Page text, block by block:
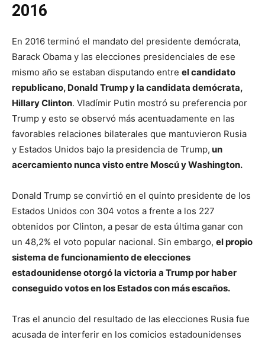
2016
En 2016 terminó el mandato del presidente demócrata,
Barack Obama y las elecciones presidenciales de ese
mismo año se estaban disputando entre el candidato
republicano, Donald Trump y la candidata demócrata,
Hillary Clinton. Vladímir Putin mostró su preferencia por
Trump y esto se observó más acentuadamente en las
favorables relaciones bilaterales que mantuvieron Rusia
y Estados Unidos bajo la presidencia de Trump, un
acercamiento nunca visto entre Moscú y Washington.
Donald Trump se convirtió en el quinto presidente de los
Estados Unidos con 304 votos a frente a los 227
obtenidos por Clinton, a pesar de esta última ganar con
un 48,2% el voto popular nacional. Sin embargo, el propio
sistema de funcionamiento de elecciones
estadounidense otorgó la victoria a Trump por haber
conseguido votos en los Estados con más escaños.
Tras el anuncio del resultado de las elecciones Rusia fue
acusada de interferir en los comicios estadounidenses